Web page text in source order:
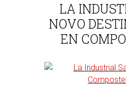
LA
NOVO
EN